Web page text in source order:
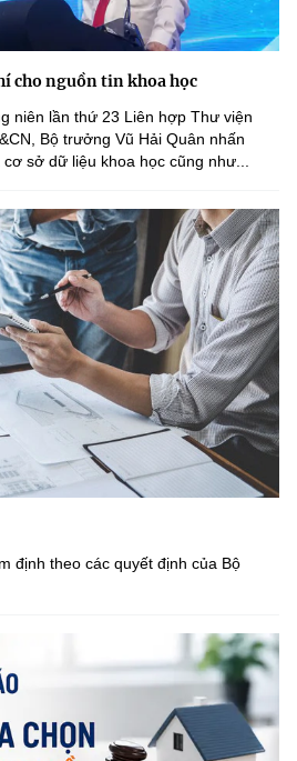
cho nguồn tin khoa học
niên lần thứ 23 Liên hợp Thư viện
Bộ trưởng Vũ Hải Quân nhấn
sở dữ liệu khoa học cũng như...
định theo các quyết định của Bộ